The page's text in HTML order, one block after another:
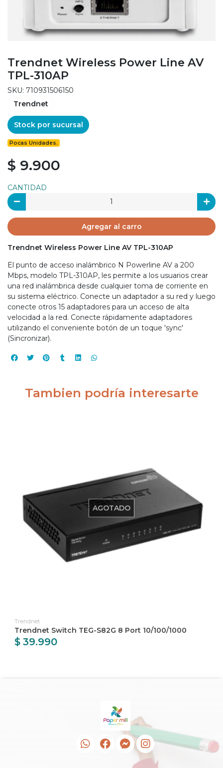
Trendnet Wireless Power Line AV
TPL-310AP
SKU: 710931506150
Trendnet
Stock por sucursal
Pocas Unidades.
$ 9.900
CANTIDAD
Agregar al carro
Trendnet Wireless Power Line AV TPL-310AP
El punto de acceso inalámbrico N Powerline AV a 200
Mbps, modelo TPL-310AP, les permite a los usuarios crear
una red inalámbrica desde cualquier toma de corriente en
su sistema eléctrico. Conecte un adaptador a su red y luego
conecte otros 15 adaptadores para un acceso de alta
velocidad a la red. Conecte rápidamente adaptadores
utilizando el conveniente botón de un toque 'sync'
(Sincronizar).
Tambien podría interesarte
AGOTADO
Trendnet
Trendnet Switch TEG-S82G 8 Port 10/100/1000
$ 39.990